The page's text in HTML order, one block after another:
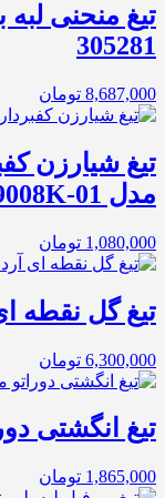
تیغ منحنی
305281
8,687,000 تومان
مدل 01-12019008K
1,080,000 تومان
تیغ گل نقطه ای
6,300,000 تومان
تیغ انگشتی دوراتو
1,865,000 تومان